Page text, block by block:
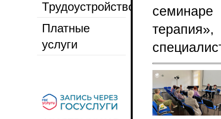
Трудоустройство
Платные
услуги